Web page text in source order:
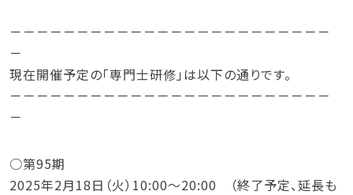
－－－－－－－－－－－－－－－－－－－－－－－－
－
現在開催予定の「専門士研修」は以下の通りです。
－－－－－－－－－－－－－－－－－－－－－－－－
－
○第95期
2025年2月18日（火）10:00～20:00 （終了予定、延長も